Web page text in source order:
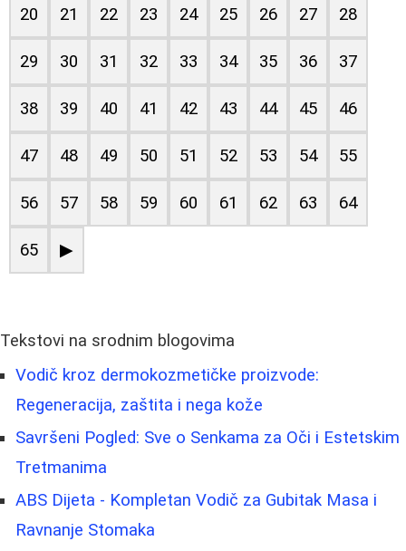
20 21 22 23 24 25 26 27 28
29 30 31 32 33 34 35 36 37
38 39 40 41 42 43 44 45 46
47 48 49 50 51 52 53 54 55
56 57 58 59 60 61 62 63 64
65 ▶
Tekstovi na srodnim blogovima
Vodič kroz dermokozmetičke proizvode:
Regeneracija, zaštita i negа kože
Savršeni Pogled: Sve o Senkama za Oči i Estetskim
Tretmanima
ABS Dijeta - Kompletan Vodič za Gubitak Masa i
Ravnanje Stomaka